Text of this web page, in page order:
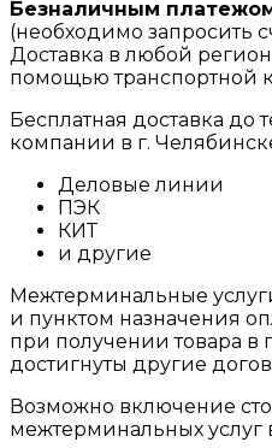
Безналичным
(необходимо запросить
Доставка в любой
помощью транспортной
Бесплатная доставка до
компании в г.
Деловые линии
ПЭК
КИТ
и другие
Межтерминальные
и пунктом назначения
при получении товара в
достигнуты другие
Возможно включение
межтерминальных услуг